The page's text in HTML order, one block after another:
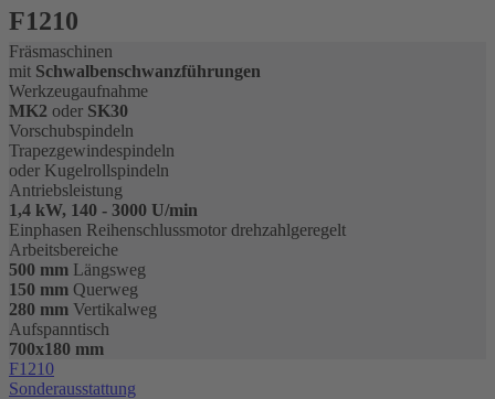
F1210
Fräsmaschinen
mit Schwalbenschwanzführungen
Werkzeugaufnahme
MK2 oder SK30
Vorschubspindeln
Trapezgewindespindeln
oder Kugelrollspindeln
Antriebsleistung
1,4 kW, 140 - 3000 U/min
Einphasen Reihenschlussmotor drehzahlgeregelt
Arbeitsbereiche
500 mm Längsweg
150 mm Querweg
280 mm Vertikalweg
Aufspanntisch
700x180 mm
F1210
Sonderausstattung